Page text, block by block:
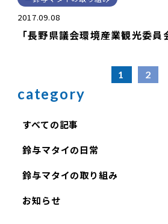
2017.09.08
「長野県議会環境産業観光委
1 2
category
すべての記事
鈴与マタイの日常
鈴与マタイの取り組み
お知らせ